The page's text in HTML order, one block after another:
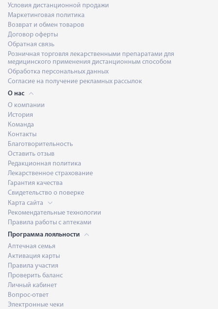
Условия дистанционной продажи
Маркетинговая политика
Возврат и обмен товаров
Договор оферты
Обратная связь
Розничная торговля лекарственными препаратами для
медицинского применения дистанционным способом
Обработка персональных данных
Согласие на получение рекламных рассылок
О нас
О компании
История
Команда
Контакты
Благотворительность
Оставить отзыв
Редакционная политика
Лекарственное страхование
Гарантия качества
Свидетельство о поверке
Карта сайта
Рекомендательные технологии
Правила работы с аптеками
Программа лояльности
Аптечная семья
Активация карты
Правила участия
Проверить баланс
Личный кабинет
Вопрос-ответ
Электронные чеки